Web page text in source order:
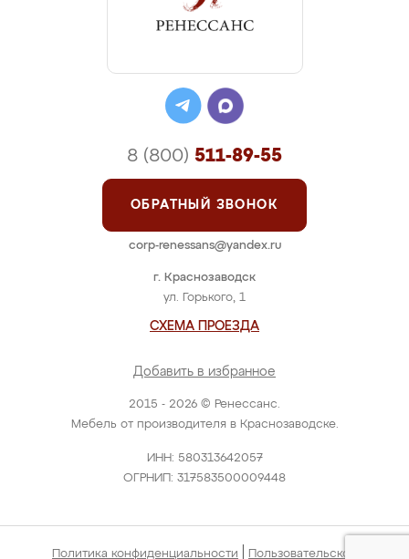
2015 - 2026 © Ренессанс.
Мебель от производителя в Краснозаводске.
ИНН: 580313642057
ОГРНИП: 317583500009448
г. Краснозаводск
ул. Горького, 1
СХЕМА ПРОЕЗДА
Добавить в избранное
8 (800) 511-89-55
ОБРАТНЫЙ ЗВОНОК
corp-renessans@yandex.ru
Политика конфиденциальности Пользовательское